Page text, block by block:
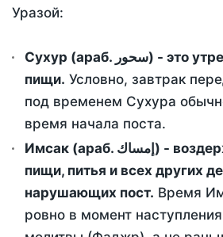
Уразой:
Сухур (араб. سحور) - это утренний прием
пищи. Условно, завтрак
под временем Сухура
время начала поста.
Имсак (араб. إمساك) - воздержание от приема
пищи, питья и всех других
нарушающих пост. Время
ровно в момент